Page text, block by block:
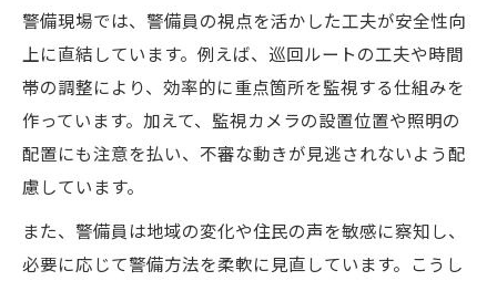
警備現場では、警備員の視点を活かした工夫が安全性向
上に直結しています。例えば、巡回ルートの工夫や時間
帯の調整により、効率的に重点箇所を監視する仕組みを
作っています。加えて、監視カメラの設置位置や照明の
配置にも注意を払い、不審な動きが見逃されないよう配
慮しています。
また、警備員は地域の変化や住民の声を敏感に察知し、
必要に応じて警備方法を柔軟に見直しています。こうし